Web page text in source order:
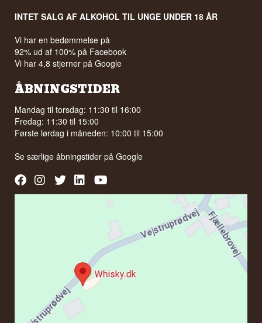
INTET SALG AF ALKOHOL TIL UNGE UNDER 18 ÅR
Vi har en bedømmelse på
92% ud af 100% på Facebook
Vi har 4,8 stjerner på Google
ÅBNINGSTIDER
Mandag til torsdag: 11:30 til 16:00
Fredag: 11:30 til 15:00
Første lørdag i måneden: 10:00 til 15:00
Se særlige åbningstider påGoogle